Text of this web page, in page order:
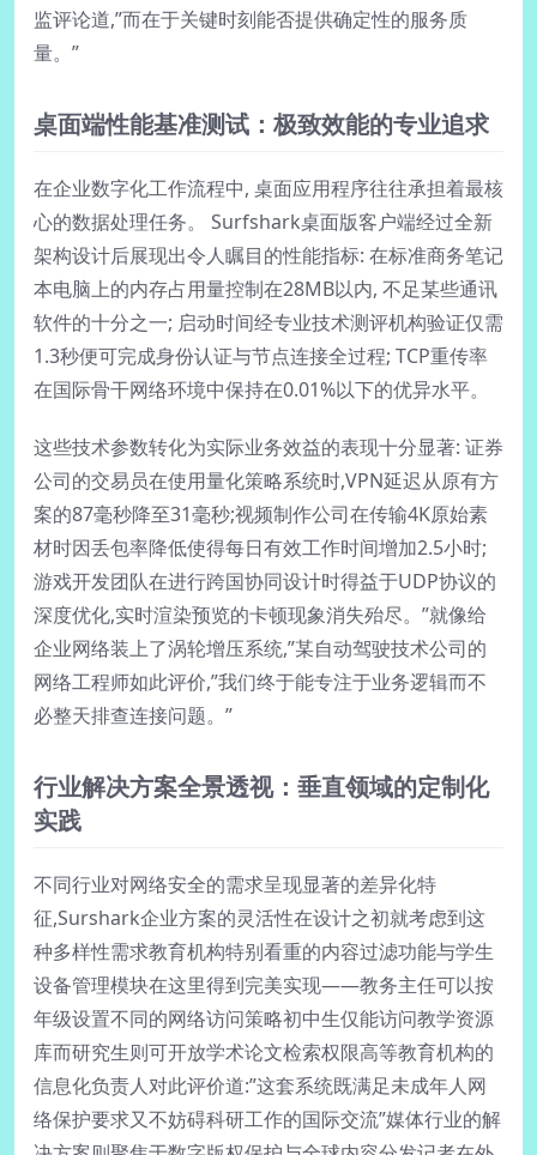
监评论道,”而在于关键时刻能否提供确定性的服务质
量。”
桌面端性能基准测试：极致效能的专业追求
在企业数字化工作流程中, 桌面应用程序往往承担着最核
心的数据处理任务。 Surfshark桌面版客户端经过全新
架构设计后展现出令人瞩目的性能指标: 在标准商务笔记
本电脑上的内存占用量控制在28MB以内, 不足某些通讯
软件的十分之一; 启动时间经专业技术测评机构验证仅需
1.3秒便可完成身份认证与节点连接全过程; TCP重传率
在国际骨干网络环境中保持在0.01%以下的优异水平。
这些技术参数转化为实际业务效益的表现十分显著: 证券
公司的交易员在使用量化策略系统时,VPN延迟从原有方
案的87毫秒降至31毫秒;视频制作公司在传输4K原始素
材时因丢包率降低使得每日有效工作时间增加2.5小时;
游戏开发团队在进行跨国协同设计时得益于UDP协议的
深度优化,实时渲染预览的卡顿现象消失殆尽。”就像给
企业网络装上了涡轮增压系统,”某自动驾驶技术公司的
网络工程师如此评价,”我们终于能专注于业务逻辑而不
必整天排查连接问题。”
行业解决方案全景透视：垂直领域的定制化
实践
不同行业对网络安全的需求呈现显著的差异化特
征,Surshark企业方案的灵活性在设计之初就考虑到这
种多样性需求教育机构特别看重的内容过滤功能与学生
设备管理模块在这里得到完美实现——教务主任可以按
年级设置不同的网络访问策略初中生仅能访问教学资源
库而研究生则可开放学术论文检索权限高等教育机构的
信息化负责人对此评价道:”这套系统既满足未成年人网
络保护要求又不妨碍科研工作的国际交流”媒体行业的解